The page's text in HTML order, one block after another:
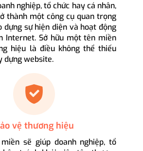
nghiệp, tổ chức hay cá nhân,
thành một công cụ quan trọng
dựng sự hiện diện và hoạt động
Internet. Sở hữu một tên miền
hiệu là điều không thể thiếu
dựng website.
vệ thương hiệu
sẽ giúp doanh nghiệp, tổ